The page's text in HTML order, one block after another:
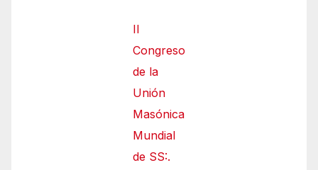
II
Congreso
de la
Unión
Masónica
Mundial
de SS:.